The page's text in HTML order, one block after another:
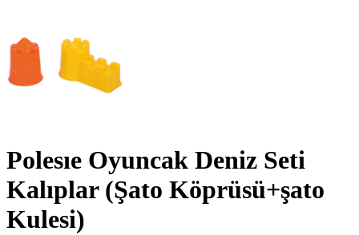
Polesıe Oyuncak Deniz Seti
Kalıplar (Şato Köprüsü+şato
Kulesi)